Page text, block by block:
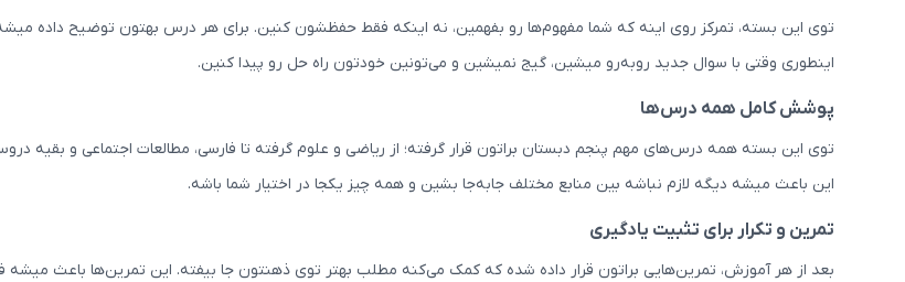
توی این بسته، تمرکز روی اینه که شما مفهوم‌ها رو بفهمین، نه اینکه فقط حفظشون کنین. برای هر درس بهتون توضیح داده
اینطوری وقتی با سوال جدید روبه‌رو میشین، گیج نمیشین و می‌تونین خودتون راه حل رو پیدا کنین.
پوشش کامل همه درس‌ها
توی این بسته همه درس‌های مهم پنجم دبستان براتون قرار گرفته؛ از ریاضی و علوم گرفته تا فارسی، مطالعات اجتماعی و
این باعث میشه دیگه لازم نباشه بین منابع مختلف جابه‌جا بشین و همه چیز یکجا در اختیار شما باشه.
تمرین و تکرار برای تثبیت یادگیری
بعد از هر آموزش، تمرین‌هایی براتون قرار داده شده که کمک می‌کنه مطلب بهتر توی ذهنتون جا بیفته. این تمرین‌ها باعث میشه